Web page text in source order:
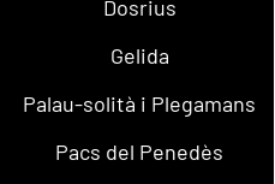
Dosrius
Gelida
Palau-solità i Plegamans
Pacs del Penedès